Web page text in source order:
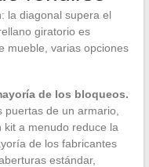
la diagonal supera el
giratorio es
mueble, varias opciones
de los bloqueos.
de un armario,
a menudo reduce la
de los fabricantes
estándar,